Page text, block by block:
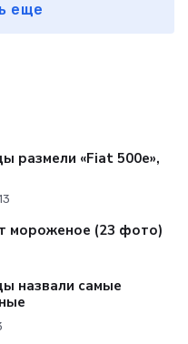
еще
размели «Fiat 500e»,
мороженое (23 фото)
назвали самые